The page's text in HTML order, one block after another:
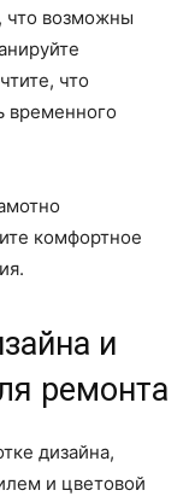
что возможны
что
временного
комфортное
и
ремонта
дизайна,
и цветовой